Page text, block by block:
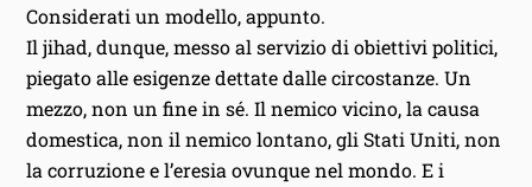
Considerati un modello, appunto.
Il jihad, dunque, messo al servizio di obiettivi politici,
piegato alle esigenze dettate dalle circostanze. Un
mezzo, non un fine in sé. Il nemico vicino, la causa
domestica, non il nemico lontano, gli Stati Uniti, non
la corruzione e l’eresia ovunque nel mondo. E i